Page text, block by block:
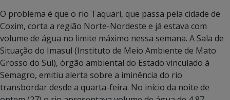
O problema é que o rio Taquari, que passa pela cidade de
Coxim, corta a região Norte-Nordeste e já estava com
volume de água no limite máximo nessa semana. A Sala de
Situação do Imasul (Instituto de Meio Ambiente de Mato
Grosso do Sul), órgão ambiental do Estado vinculado à
Semagro, emitiu alerta sobre a iminência do rio
transbordar desde a quarta-feira. No início da noite de